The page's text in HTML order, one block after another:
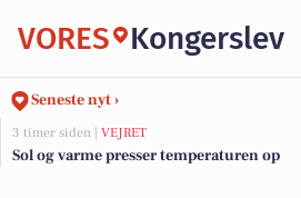
VORES Kongerslev
Seneste nyt ›
3 timer siden | VEJRET
Sol og varme presser temperaturen op